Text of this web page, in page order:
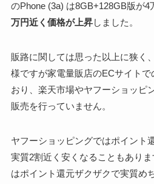
のPhone (3a) は8GB+128GB版が4
万円近く価格が上昇しました。
販路に関しては思った以上に狭く
様ですが家電量販店のECサイト
おり、楽天市場やヤフーショッピ
販売を行っていません。
ヤフーショッピングではポイント
実質2割近く安くなることもあり
はポイント還元ザクザクで実質め